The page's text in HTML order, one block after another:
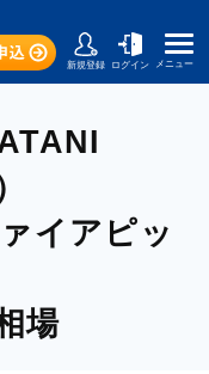
新規登録 ログイン メニュー
イアピッ
場